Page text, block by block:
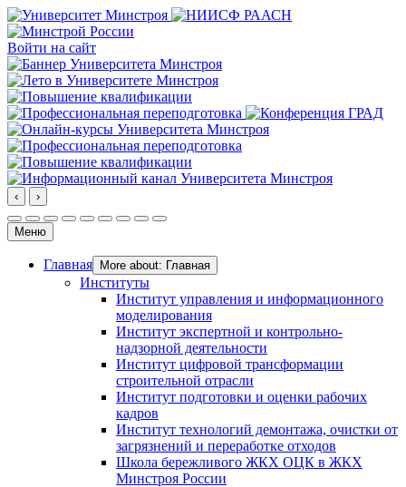
Войти на сайт
‹ ›
Меню
Главная More about: Главная
Институты
Институт управления и информационного
моделирования
Институт экспертной и контрольно-
надзорной деятельности
Институт цифровой трансформации
строительной отрасли
Институт подготовки и оценки рабочих
кадров
Институт технологий демонтажа, очистки от
загрязнений и переработке отходов
Школа бережливого ЖКХ ОЦК в ЖКХ
Минстроя России